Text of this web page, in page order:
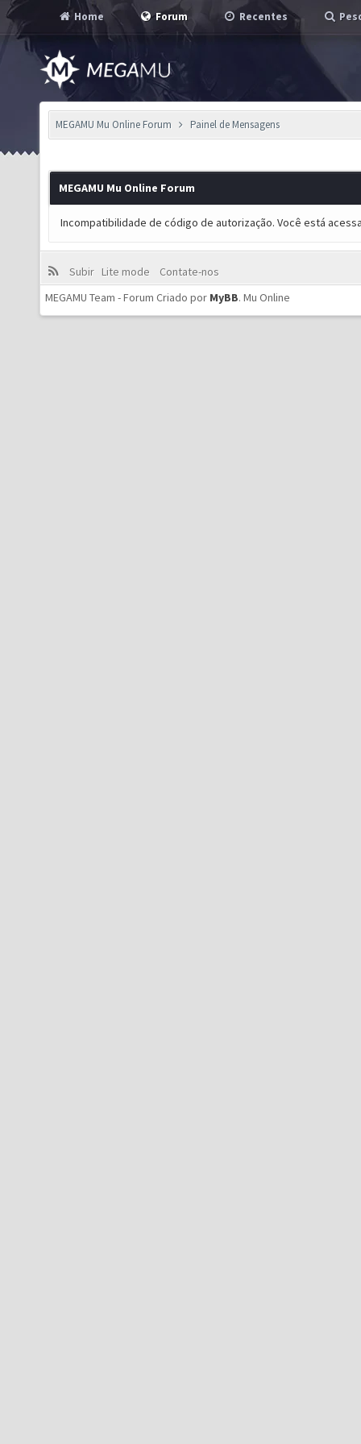
Home Forum Recentes
MEGAMU Mu Online Forum Painel de Mensagens
MEGAMU Mu Online Forum
Incompatibilidade de código de autorização. Você está
Subir Lite mode
Contate-nos
MEGAMU Team - Forum Criado por MyBB. Mu Online